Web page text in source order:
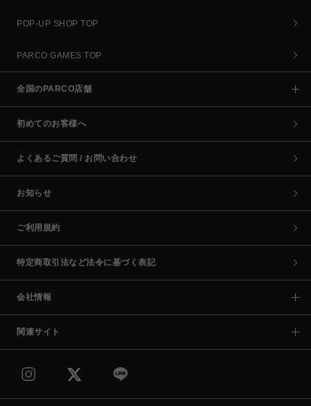
POP-UP SHOP TOP
PARCO GAMES TOP
全国のPARCO店舗
初めてのお客様へ
よくあるご質問 / お問い合わせ
お知らせ
ご利用規約
特定商取引法など法令に基づく表記
会社情報
関連サイト